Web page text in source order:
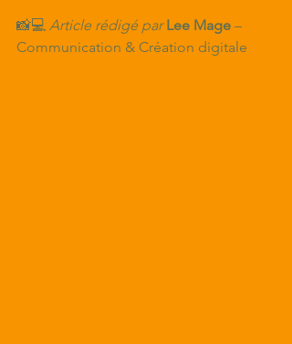
📸💻 Article rédigé par Lee Mage –
Communication & Création digitale